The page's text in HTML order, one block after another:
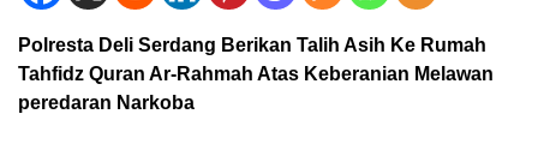
Polresta Deli Serdang Berikan Talih Asih Ke Rumah
Tahfidz Quran Ar-Rahmah Atas Keberanian Melawan
peredaran Narkoba